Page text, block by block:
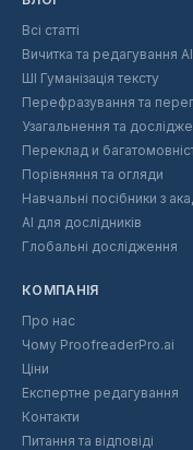
Всі статті
Вичитка та редагування AI
ШІ Гуманізація тексту
Перефразування та
Узагальнення та
Переклад и
Порівняння та огляди
Навчальні посібники з
AI для дослідників
Глобальні дослідження
КОМПАНІЯ
Про нас
Чому ProofreaderPro.ai
Ціни
Експертне редагування
Контакти
Питання та відповіді